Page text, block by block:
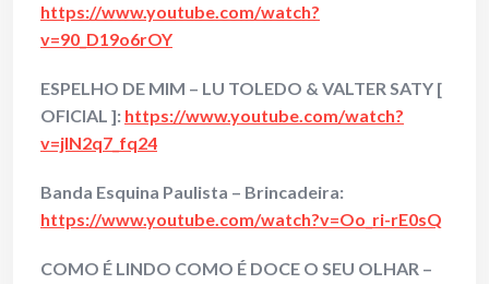
https://www.youtube.com/watch?
v=90_D19o6rOY
ESPELHO DE MIM – LU TOLEDO & VALTER SATY [
OFICIAL ]: https://www.youtube.com/watch?
v=jlN2q7_fq24
Banda Esquina Paulista – Brincadeira:
https://www.youtube.com/watch?v=Oo_ri-rE0sQ
COMO É LINDO COMO É DOCE O SEU OLHAR –